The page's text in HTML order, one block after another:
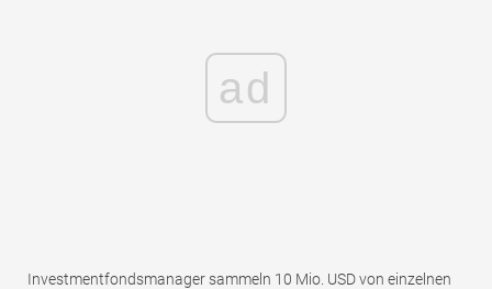
ad
Investmentfondsmanager sammeln 10 Mio. USD von einzelnen